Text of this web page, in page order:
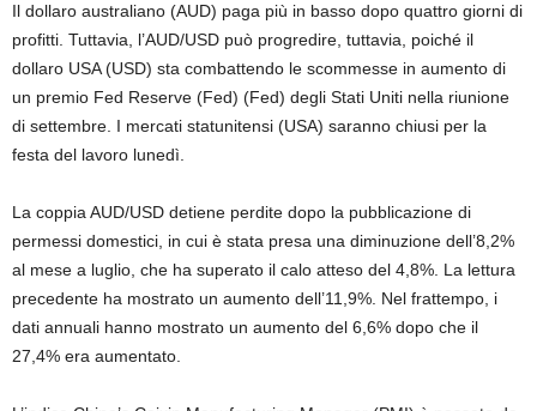
Il dollaro australiano (AUD) paga più in basso dopo quattro giorni di
profitti. Tuttavia, l’AUD/USD può progredire, tuttavia, poiché il
dollaro USA (USD) sta combattendo le scommesse in aumento di
un premio Fed Reserve (Fed) (Fed) degli Stati Uniti nella riunione
di settembre. I mercati statunitensi (USA) saranno chiusi per la
festa del lavoro lunedì.
La coppia AUD/USD detiene perdite dopo la pubblicazione di
permessi domestici, in cui è stata presa una diminuzione dell’8,2%
al mese a luglio, che ha superato il calo atteso del 4,8%. La lettura
precedente ha mostrato un aumento dell’11,9%. Nel frattempo, i
dati annuali hanno mostrato un aumento del 6,6% dopo che il
27,4% era aumentato.